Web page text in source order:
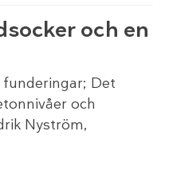
och en
Det
och
Nyström,